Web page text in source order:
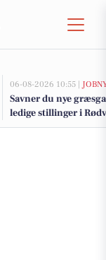
06-08-2026 10:55 |
Savner du nye
ledige stillinger i